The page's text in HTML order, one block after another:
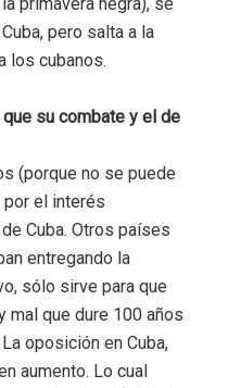
primavera negra), se
pero salta a la
los cubanos.
su combate y el de
(porque no se puede
por el interés
Cuba. Otros países
entregando la
sólo sirve para que
mal que dure 100 años
oposición en Cuba,
aumento. Lo cual